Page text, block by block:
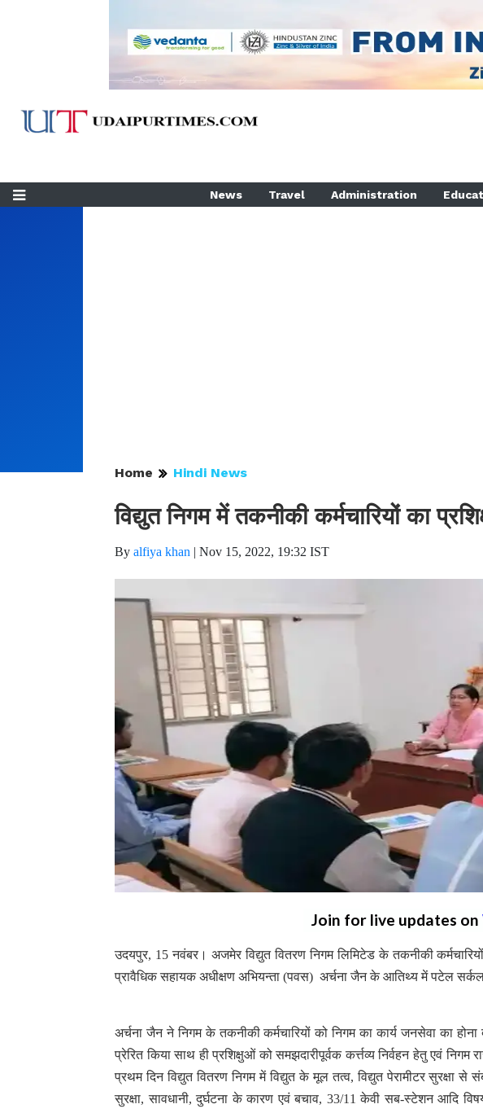
News Travel Administration
Home Hindi News
विद्युत निगम में तकनीकी कर्मचारियों का
By alfiya khan | Nov 15, 2022, 19:32 IST
Join for live updates on
उदयपुर, 15 नवंबर। अजमेर विद्युत वितरण निगम लिमिटेड के तकनीकी
प्रावैधिक सहायक अधीक्षण अभियन्ता (पवस) अर्चना जैन के आतिथ्य में पटेल
अर्चना जैन ने निगम के तकनीकी कर्मचारियों को निगम का कार्य जनसेवा का
प्रेरित किया साथ ही प्रशिक्षुओं को समझदारीपूर्वक कर्त्तव्य निर्वहन हेतु एवं निगम
प्रथम दिन विद्युत वितरण निगम में विद्युत के मूल तत्व, विद्युत पेरामीटर सुरक्षा
सुरक्षा, सावधानी, दुर्घटना के कारण एवं बचाव, 33/11 केवी सब-स्टेशन आदि